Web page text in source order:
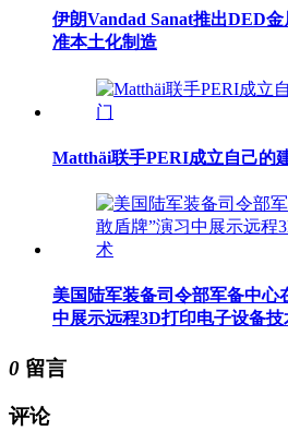
伊朗Vandad Sanat推出DED
准本土化制造
Matthäi联手PERI成立自己的
美国陆军装备司令部军备中心
中展示远程3D打印电子设备技
0 留言
评论